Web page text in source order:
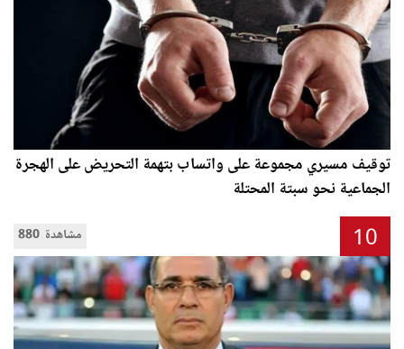
توقيف مسيري مجموعة على واتساب بتهمة التحريض على الهجرة
الجماعية نحو سبتة المحتلة
880 مشاهدة 10